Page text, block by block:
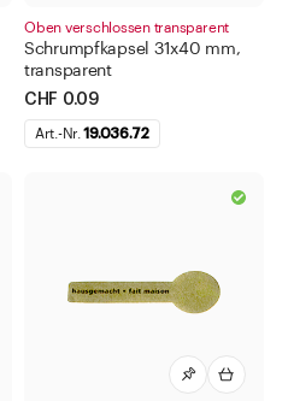
Oben verschlossen transparent
Schrumpfkapsel 31x40 mm,
transparent
CHF 0.09
Art.-Nr.19.036.72